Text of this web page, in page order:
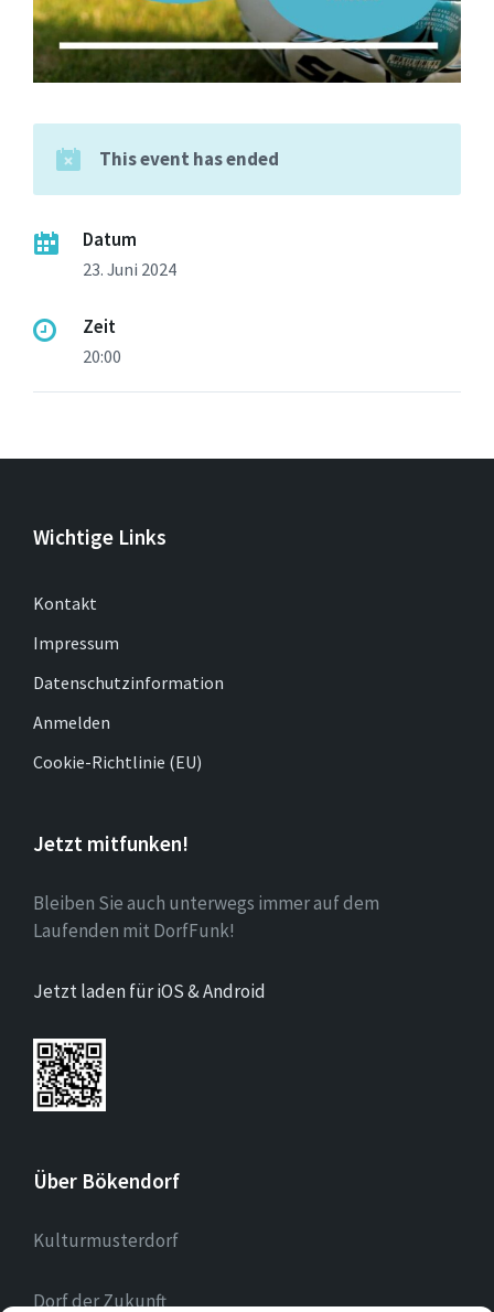
This event has ended
Datum
23. Juni 2024
Zeit
20:00
Wichtige Links
Kontakt
Impressum
Datenschutzinformation
Anmelden
Cookie-Richtlinie (EU)
Jetzt mitfunken!
Bleiben Sie auch unterwegs immer auf dem
Laufenden mit DorfFunk!
Jetzt laden für iOS & Android
Über Bökendorf
Kulturmusterdorf
Dorf der Zukunft